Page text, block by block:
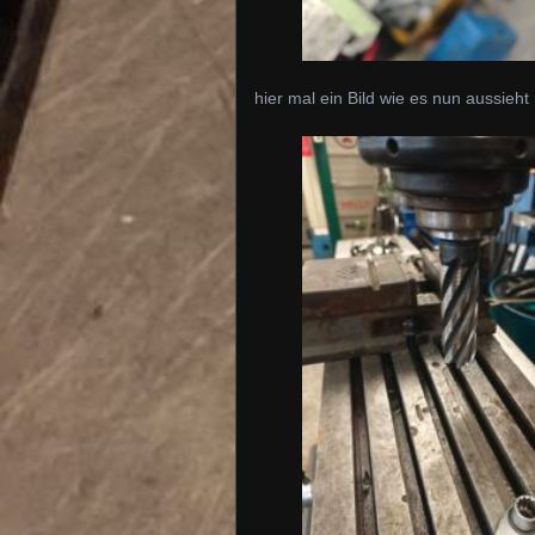
hier mal ein Bild wie es nun